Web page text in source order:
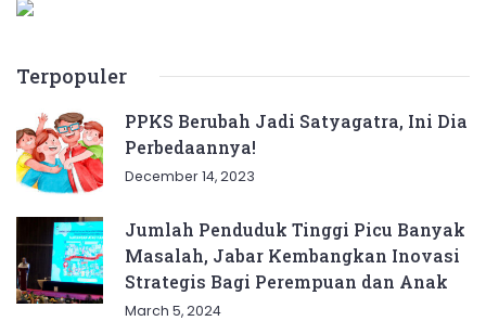
Terpopuler
PPKS Berubah Jadi Satyagatra, Ini Dia
Perbedaannya!
December 14, 2023
Jumlah Penduduk Tinggi Picu Banyak
Masalah, Jabar Kembangkan Inovasi
Strategis Bagi Perempuan dan Anak
March 5, 2024